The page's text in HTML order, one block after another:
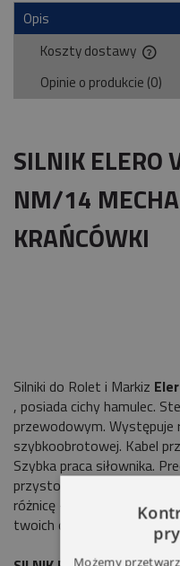
Opis
Koszty dostawy
Cena nie zawiera
Opinie o produkcie (0)
SILNIK ELERO
NM/14
KRAŃCÓWKI
Silniki do Rolet i Markiz
, posiada cichy hamulec.
przewodowym. Występuje
szybkoobrotowej. Kabel
Szybka praca siłownika.
przystosowany do pracy w
różnicę - Niemiecka marka
twoich osłon, na długie
Możemy